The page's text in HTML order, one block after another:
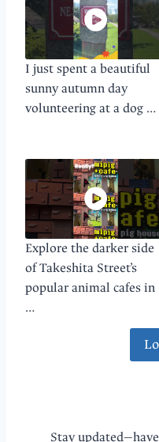
I just spent a beautiful
sunny autumn day
volunteering at a dog …
Explore the darker side
of Takeshita Street’s
popular animal cafes in
…
Stay